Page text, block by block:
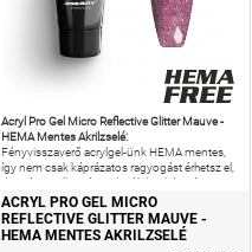
Acryl Pro Gel Micro Reflective Glitter Mauve -
HEMA Mentes Akrilzselé:
Fényvisszaverő acrylgel-ünk HEMA mentes,
így nem csak káprázatos ragyogást érhetsz el,
de még az allergiás reakciók kockázatát is
csökkentheted!
ACRYL PRO GEL MICRO
REFLECTIVE GLITTER MAUVE -
HEMA MENTES AKRILZSELÉ